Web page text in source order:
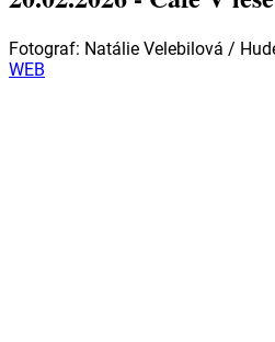
Fotograf: Natálie Velebilová /
WEB